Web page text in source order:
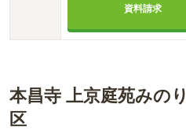
資料請求
本昌寺 上京庭苑みのり
区